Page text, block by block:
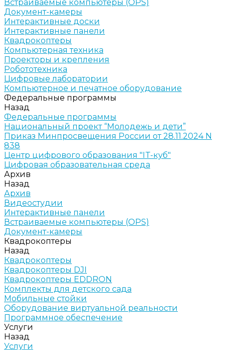
Встраиваемые компьютеры (OPS)
Документ-камеры
Интерактивные доски
Интерактивные панели
Квадрокоптеры
Компьютерная техника
Проекторы и крепления
Робототехника
Цифровые лаборатории
Компьютерное и печатное оборудование
Федеральные программы
Назад
Федеральные программы
Национальный проект “Молодежь и дети”
Приказ Минпросвещения России от 28.11.2024 N
838
Центр цифрового образования "IT-куб"
Цифровая образовательная среда
Архив
Назад
Архив
Видеостудии
Интерактивные панели
Встраиваемые компьютеры (OPS)
Документ-камеры
Квадрокоптеры
Назад
Квадрокоптеры
Квадрокоптеры DJI
Квадрокоптеры EDDRON
Комплекты для детского сада
Мобильные стойки
Оборудование виртуальной реальности
Программное обеспечение
Услуги
Назад
Услуги